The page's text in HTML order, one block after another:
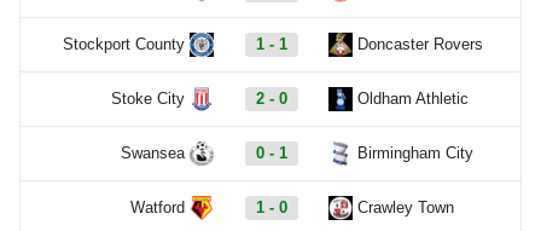
Stockport County 1 - 1 Doncaster Rovers
Stoke City 2 - 0 Oldham Athletic
Swansea 0 - 1 Birmingham City
Watford 1 - 0 Crawley Town